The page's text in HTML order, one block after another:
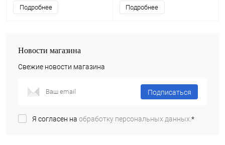
Подробнее Подробнее
Новости магазина
Свежие новости магазина
Подписаться
Я согласен на обработку персональных данных.*